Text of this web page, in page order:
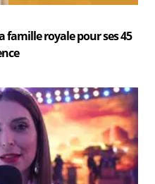
famille royale pour ses 45